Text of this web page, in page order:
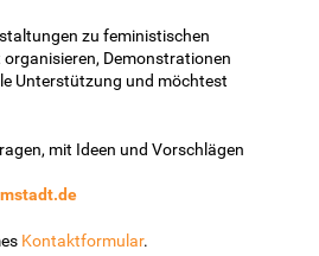
zu feministischen
Demonstrationen
Unterstützung und möchtest
mit Ideen und Vorschlägen
Kontaktformular.